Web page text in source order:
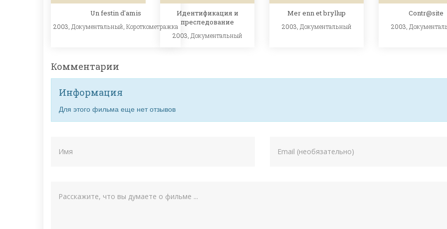
Un festin d'amis
2003, Документальный, Короткометражка
Идентификация и
преследование
2003, Документальный
Mer enn et bryllup
2003, Документальный
Contr@site
2003,
Комментарии
Информация
Для этого фильма еще нет отзывов